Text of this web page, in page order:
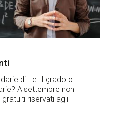
di I e II grado o
A settembre non
riservati agli